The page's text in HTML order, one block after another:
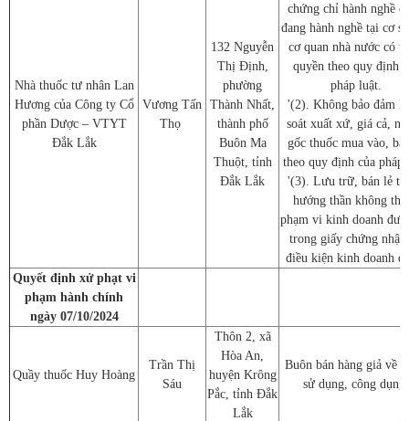
Nhà thuốc tư nhân Lan
Hương của Công ty Cổ
phần Dược – VTYT
Đắk Lắk
Vương Tấn
Thọ
132 Nguyễn
Thị Định,
phường
Thành Nhất,
thành phố
Buôn Ma
Thuột, tỉnh
Đắk Lắk
chứng chỉ hành nghề
đang hành nghề tại cơ
cơ quan nhà nước có
quyền theo quy định
pháp luật.
'(2). Không bảo đảm
soát xuất xứ, giá cả,
gốc thuốc mua vào,
theo quy định của pháp
'(3). Lưu trữ, bán lẻ
hướng thần không
phạm vi kinh doanh
trong giấy chứng nhận
điều kiện kinh doanh
Quyết định xử phạt vi
phạm hành chính
ngày 07/10/2024
Quầy thuốc Huy Hoàng
Trần Thị
Sáu
Thôn 2, xã
Hòa An,
huyện Krông
Pắc, tỉnh Đắk
Lắk
Buôn bán hàng giả về
sử dụng, công dụng